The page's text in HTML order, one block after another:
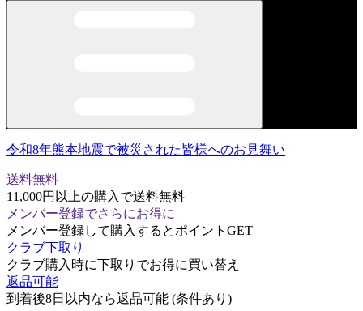
令和8年熊本地震で被災された皆様へのお見舞い
送料無料
11,000円以上の購入で送料無料
メンバー登録でさらにお得に
メンバー登録して購入するとポイントGET
クラブ下取り
クラブ購入時に下取りでお得に買い替え
返品可能
到着後8日以内なら返品可能 (条件あり)